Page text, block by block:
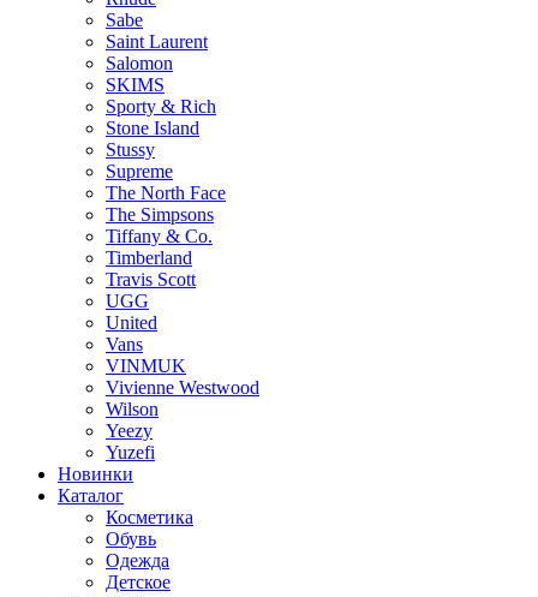
Sabe
Saint Laurent
Salomon
SKIMS
Sporty & Rich
Stone Island
Stussy
Supreme
The North Face
The Simpsons
Tiffany & Co.
Timberland
Travis Scott
UGG
United
Vans
VINMUK
Vivienne Westwood
Wilson
Yeezy
Yuzefi
Новинки
Каталог
Косметика
Обувь
Одежда
Детское